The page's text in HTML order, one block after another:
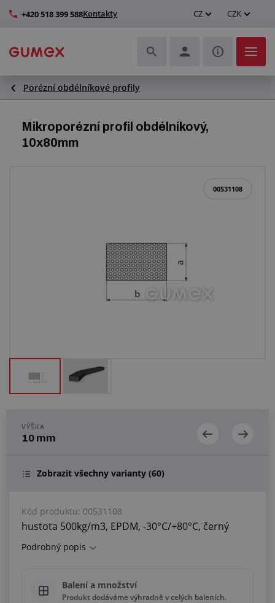
+420 518 399 588Kontakty CZ CZK
Hadice a jejich kompletace
Profily a výroba těsnění
Další pryžové a plastové výrobky
Porézní obdélníkové profily
Mikroporézní profil obdélníkový,
10x80mm
00531108
VÝŠKA
10 mm
Zobrazit všechny varianty (60)
Kód produktu: 00531108
hustota 500kg/m3, EPDM, -30°C/+80°C, černý
Podrobný popis
Balení a množství
Produkt dodáváme výhradně v celých baleních.